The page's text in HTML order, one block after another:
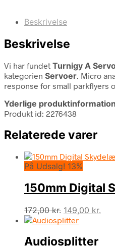
Beskrivelse
Beskrivelse
Vi har fundet Turnigy A
kategorien Servoer. Micro
response for small parkflyers
Yderlige
Produkt id: 2276438
Relaterede varer
På Udsalg! 13%
150mm Digital
172,00kr. Den
oprindelige
var:
149,00 kr.
Audiosplitter